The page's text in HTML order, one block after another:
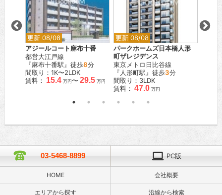
更新 08/08
アジールコート麻布十番
都営大江戸線
『麻布十番駅』徒歩8分
間取り：1K〜2LDK
賃料： 15.4 万円〜 29.5 万円
更新 08/08
パークホームズ日本橋人形
町ザレジデンス
東京メトロ日比谷線
『人形町駅』徒歩3分
間取り：3LDK
賃料： 47.0 万円
03-5468-8899 PC版
HOME 会社概要
エリアから探す 沿線から検索